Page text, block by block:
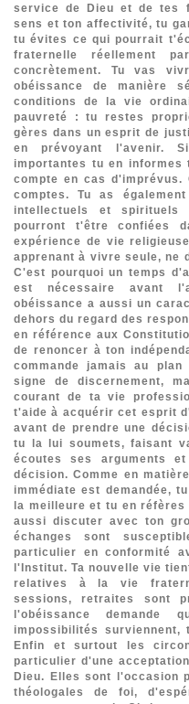
service de Dieu et de tes
sens et ton affectivité, tu
tu évites ce qui pourrait
fraternelle réellement
concrètement. Tu vas
obéissance de manière
conditions de la vie
pauvreté : tu restes
gères dans un esprit de
en prévoyant l'avenir.
importantes tu en informes
compte en cas d'imprévus.
comptes. Tu as
intellectuels et
pourront t'être confiées
expérience de vie
apprenant à vivre seule, ne
C'est pourquoi un temps
est nécessaire avant
obéissance a aussi un
dehors du regard des
en référence aux
de renoncer à ton
commande jamais au
signe de discernement,
courant de ta vie
t'aide à acquérir cet esprit
avant de prendre une
tu la lui soumets, faisant
écoutes ses arguments
décision. Comme en
immédiate est demandée,
la meilleure et tu en réfères
aussi discuter avec ton
échanges sont
particulier en conformité
l'Institut. Ta nouvelle vie
relatives à la vie
sessions, retraites sont
l'obéissance
impossibilités
Enfin et surtout les
particulier d'une
Dieu. Elles sont l'occasion
théologales de foi,